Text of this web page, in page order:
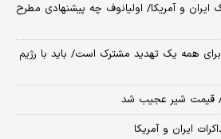
ایران و آمریکا/ اولیانوف چه پیشنهادی مطرح
برای همه یک تهدید مشترک است/ باید با رژیم
قیمت شیر عجیب شد
ایران و آمریکا